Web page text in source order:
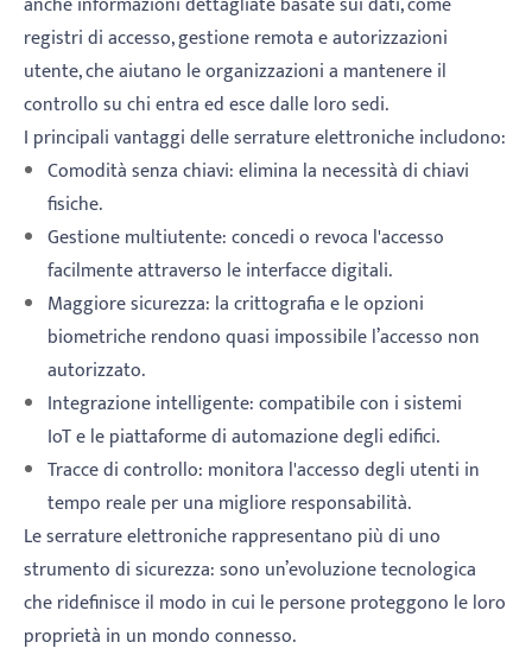
registri di accesso, gestione remota e autorizzazioni
utente, che aiutano le organizzazioni a mantenere il
controllo su chi entra ed esce dalle loro sedi.
I principali vantaggi delle serrature elettroniche includono:
Comodità senza chiavi: elimina la necessità di chiavi
fisiche.
Gestione multiutente: concedi o revoca l'accesso
facilmente attraverso le interfacce digitali.
Maggiore sicurezza: la crittografia e le opzioni
biometriche rendono quasi impossibile l’accesso non
autorizzato.
Integrazione intelligente: compatibile con i sistemi
IoT e le piattaforme di automazione degli edifici.
Tracce di controllo: monitora l'accesso degli utenti in
tempo reale per una migliore responsabilità.
Le serrature elettroniche rappresentano più di uno
strumento di sicurezza: sono un’evoluzione tecnologica
che ridefinisce il modo in cui le persone proteggono le loro
proprietà in un mondo connesso.